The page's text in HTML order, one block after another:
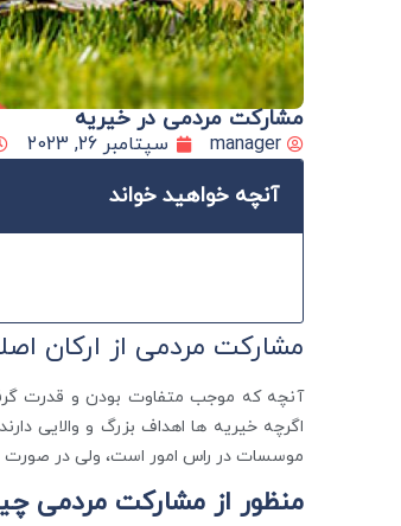
مشارکت مردمی در خیریه
manager سپتامبر 26, 2023
آنچه خواهید خواند
مشارکت مردمی از ارکان
آنچه که موجب متفاوت بودن و قدرت
اگرچه خیریه ها اهداف بزرگ و والایی
موسسات در راس امور است، ولی در
منظور از مشارکت مردمی